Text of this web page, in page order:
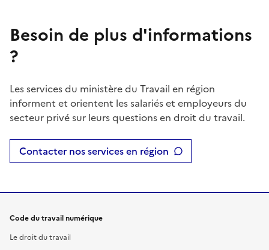
Besoin de plus d'informations
?
Les services du ministère du Travail en région
informent et orientent les salariés et employeurs du
secteur privé sur leurs questions en droit du travail.
Contacter nos services en région
Code du travail numérique
Le droit du travail